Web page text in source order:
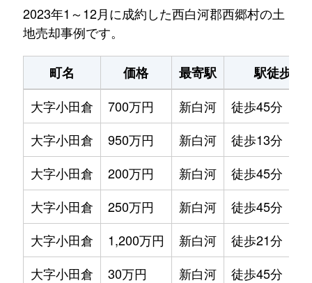
2023年1～12月に成約した西白河郡西郷村の土
地売却事例です。
町名 価格 最寄駅
駅徒歩
大字小田倉
700万円 新白河
徒歩45分
大字小田倉
950万円 新白河
徒歩13分
大字小田倉
200万円 新白河
徒歩45分
大字小田倉
250万円 新白河
徒歩45分
大字小田倉
1,200万円 新白河
徒歩21分
大字小田倉
30万円 新白河
徒歩45分